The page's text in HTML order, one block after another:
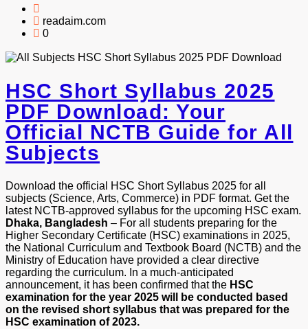
readaim.com
0
HSC Short Syllabus 2025
PDF Download: Your
Official NCTB Guide for All
Subjects
Download the official HSC Short Syllabus 2025 for all
subjects (Science, Arts, Commerce) in PDF format. Get the
latest NCTB-approved syllabus for the upcoming HSC exam.
Dhaka, Bangladesh – For all students preparing for the
Higher Secondary Certificate (HSC) examinations in 2025,
the National Curriculum and Textbook Board (NCTB) and the
Ministry of Education have provided a clear directive
regarding the curriculum. In a much-anticipated
announcement, it has been confirmed that the HSC
examination for the year 2025 will be conducted based
on the revised short syllabus that was prepared for the
HSC examination of 2023.